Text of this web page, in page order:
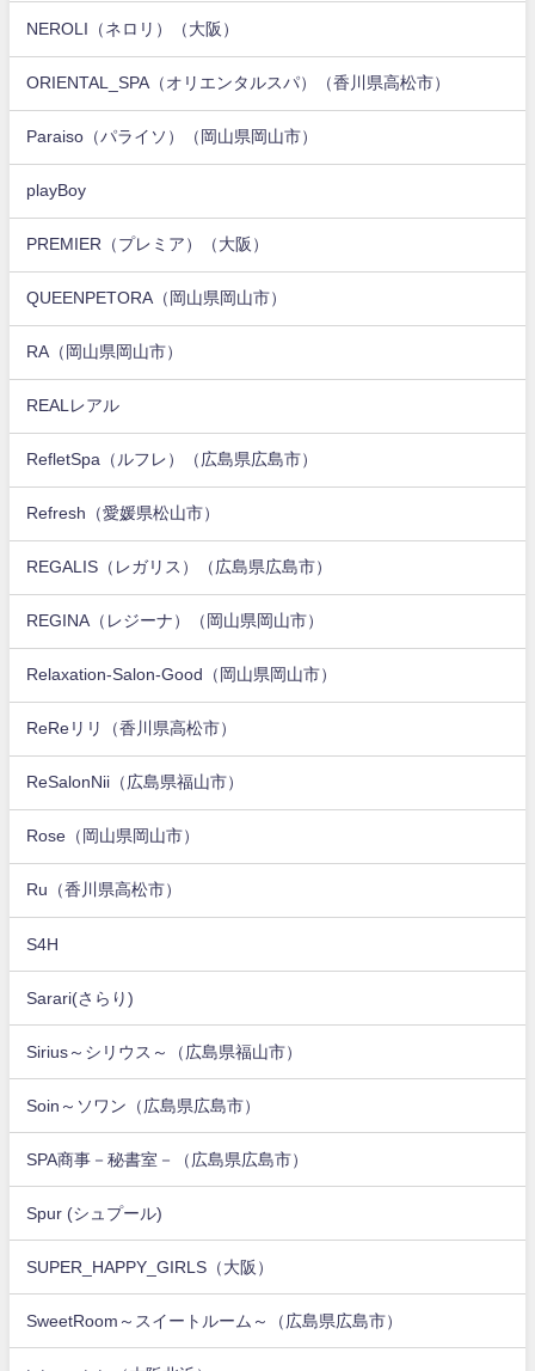
NEROLI（ネロリ）（大阪）
ORIENTAL_SPA（オリエンタルスパ）（香川県高松市）
Paraiso（パライソ）（岡山県岡山市）
playBoy
PREMIER（プレミア）（大阪）
QUEENPETORA（岡山県岡山市）
RA（岡山県岡山市）
REALレアル
RefletSpa（ルフレ）（広島県広島市）
Refresh（愛媛県松山市）
REGALIS（レガリス）（広島県広島市）
REGINA（レジーナ）（岡山県岡山市）
Relaxation-Salon-Good（岡山県岡山市）
ReReリリ（香川県高松市）
ReSalonNii（広島県福山市）
Rose（岡山県岡山市）
Ru（香川県高松市）
S4H
Sarari(さらり)
Sirius～シリウス～（広島県福山市）
Soin～ソワン（広島県広島市）
SPA商事－秘書室－（広島県広島市）
Spur (シュプール)
SUPER_HAPPY_GIRLS（大阪）
SweetRoom～スイートルーム～（広島県広島市）